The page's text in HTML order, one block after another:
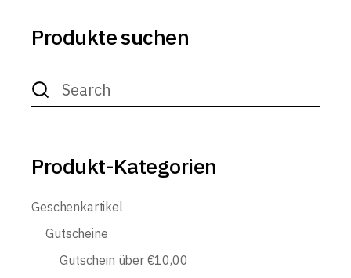
Produkte suchen
Search
for:
Produkt-Kategorien
Geschenkartikel
Gutscheine
Gutschein über €10,00